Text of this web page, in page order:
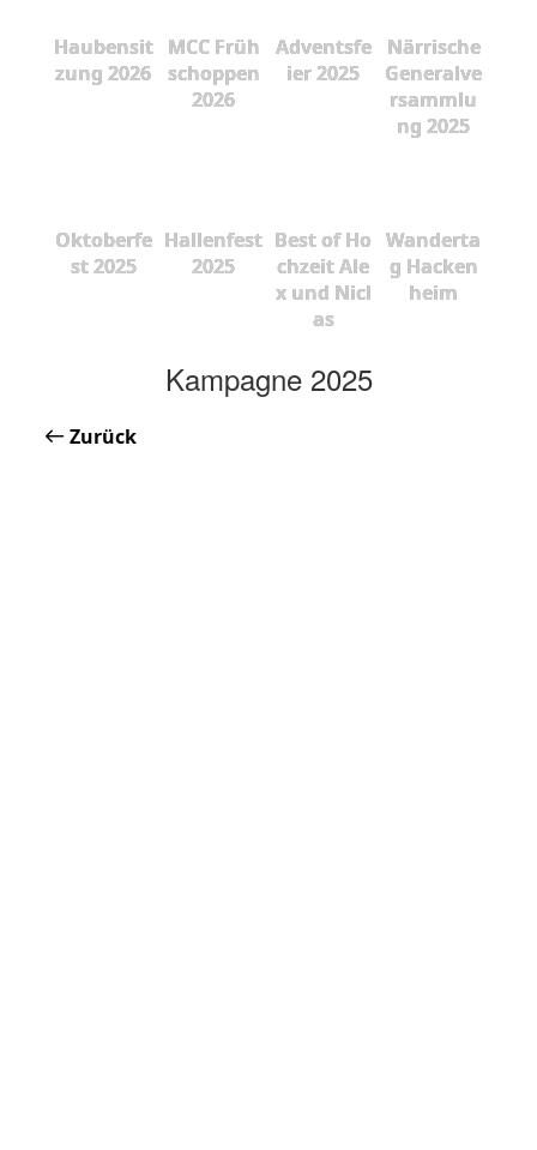
Haubensit
zung 2026
MCC Früh
schoppen
2026
Adventsfe
ier 2025
Närrische
Generalve
rsammlu
ng 2025
Oktoberfe
st 2025
Hallenfest
2025
Best of Ho
chzeit Ale
x und Nicl
as
Wanderta
g Hacken
heim
Kampagne 2025
Zurück